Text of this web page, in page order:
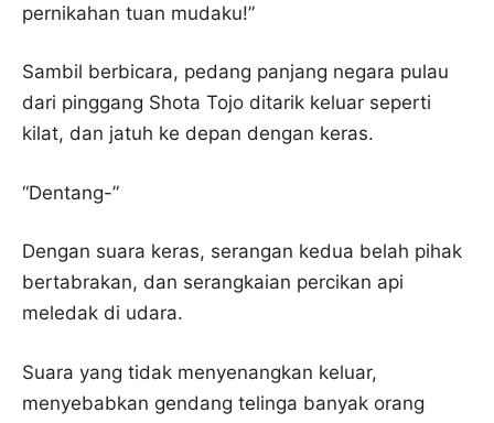
pernikahan tuan mudaku!”
Sambil berbicara, pedang panjang negara pulau
dari pinggang Shota Tojo ditarik keluar seperti
kilat, dan jatuh ke depan dengan keras.
“Dentang-”
Dengan suara keras, serangan kedua belah pihak
bertabrakan, dan serangkaian percikan api
meledak di udara.
Suara yang tidak menyenangkan keluar,
menyebabkan gendang telinga banyak orang